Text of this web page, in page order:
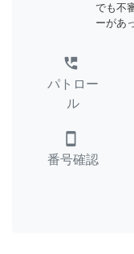
でも不
ーがあ
perm_phone_msg
パトロー
ル
smartphone
番号確認